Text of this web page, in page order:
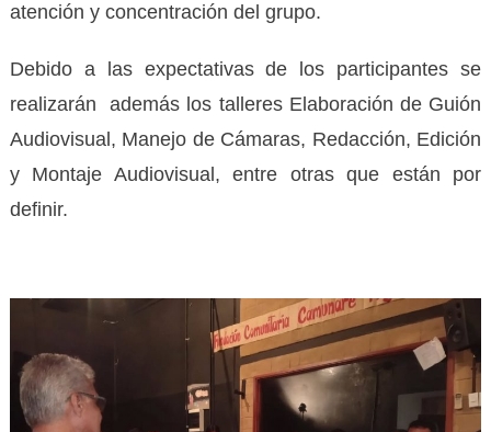
atención y concentración del grupo.
Debido a las expectativas de los participantes se
realizarán además los talleres Elaboración de Guión
Audiovisual, Manejo de Cámaras, Redacción, Edición
y Montaje Audiovisual, entre otras que están por
definir.